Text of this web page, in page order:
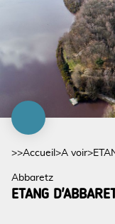
>>Accueil >A voir>
Abbaretz
ETANG